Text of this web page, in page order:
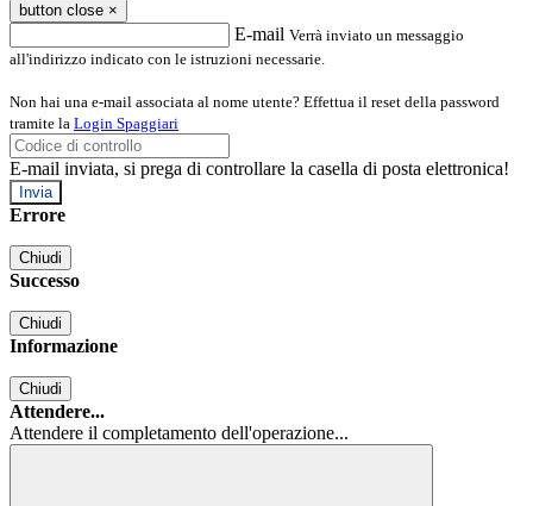
button close ×
E-mail Verrà inviato un messaggio
all'indirizzo indicato con le istruzioni necessarie.
Non hai una e-mail associata al nome utente? Effettua il reset della password
tramite la Login Spaggiari
E-mail inviata, si prega di controllare la casella di posta elettronica!
Errore
Chiudi
Successo
Chiudi
Informazione
Chiudi
Attendere...
Attendere il completamento dell'operazione...